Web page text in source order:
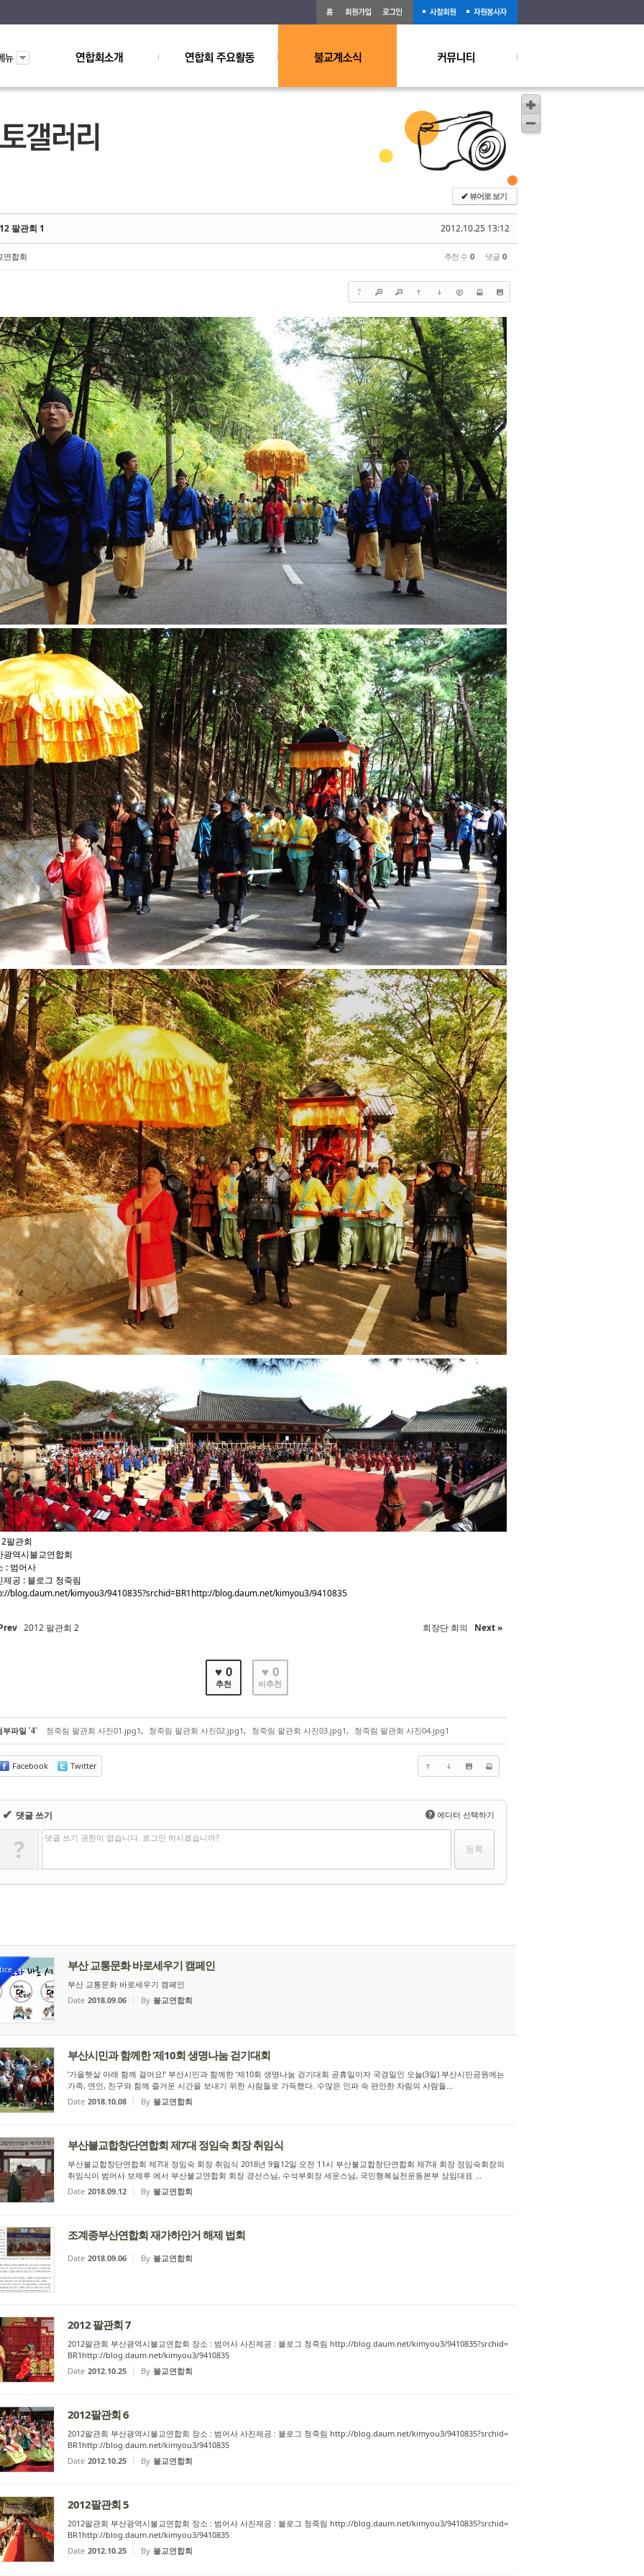
✔뷰어로 보기
2012.10.25 13:12
팔관회 1
연합회 추천 수 0 댓글 0
?
팔관회
광역시불교연합회
: 범어사
제공 : 블로그 청죽림
blog.daum.net/kimyou3/9410835?srchid=BR1http://blog.daum.net/kimyou3/9410835
2012 팔관회 2 회장단 회의 Next »
♥ 0
추천
♥ 0
비추천
부파일 '4' 청죽림 팔관회 사진01.jpg1 , 청죽림 팔관회 사진02.jpg1 , 청죽림 팔관회 사진03.jpg1 , 청죽림 팔관회 사진04.jpg1
Facebook Twitter
✔ 댓글 쓰기 ? 에디터 선택하기
? 댓글 쓰기 권한이 없습니다. 로그인 하시겠습니까?
부산 교통문화 바로세우기 캠페인
부산 교통문화 바로세우기 캠페인
Date 2018.09.06 By 불교연합회
부산시민과 함께한 ‘제10회 생명나눔 걷기대회
‘가을햇살 아래 함께 걸어요!’ 부산시민과 함께한 ‘제10회 생명나눔 걷기대회 공휴일이자 국경일인 오늘(3일) 부산시민공원에는
가족, 연인, 친구와 함께 즐거운 시간을 보내기 위한 사람들로 가득했다. 수많은 인파 속 편안한 차림의 사람들...
Date 2018.10.08 By 불교연합회
부산불교합창단연합회 제7대 정임숙 회장 취임식
부산불교합창단연합회 제7대 정임숙 회장 취임식 2018년 9월12일 오전 11시 부산불교합창단연합회 제7대 회장 정임숙회장의
취임식이 범어사 보제루 에서 부산불교연합회 회장 경선스님, 수석부회장 세운스님, 국민행복실천운동본부 상임대표 ...
Date 2018.09.12 By 불교연합회
조계종부산연합회 재가하안거 해제 법회
Date 2018.09.06 By 불교연합회
2012 팔관회 7
2012팔관회 부산광역시불교연합회 장소 : 범어사 사진제공 : 블로그 청죽림 http://blog.daum.net/kimyou3/9410835?srchid=
BR1http://blog.daum.net/kimyou3/9410835
Date 2012.10.25 By 불교연합회
2012팔관회 6
2012팔관회 부산광역시불교연합회 장소 : 범어사 사진제공 : 블로그 청죽림 http://blog.daum.net/kimyou3/9410835?srchid=
BR1http://blog.daum.net/kimyou3/9410835
Date 2012.10.25 By 불교연합회
2012팔관회 5
2012팔관회 부산광역시불교연합회 장소 : 범어사 사진제공 : 블로그 청죽림 http://blog.daum.net/kimyou3/9410835?srchid=
BR1http://blog.daum.net/kimyou3/9410835
Date 2012.10.25 By 불교연합회
스케치북5
스케치북5
스케치북5
스케치북5